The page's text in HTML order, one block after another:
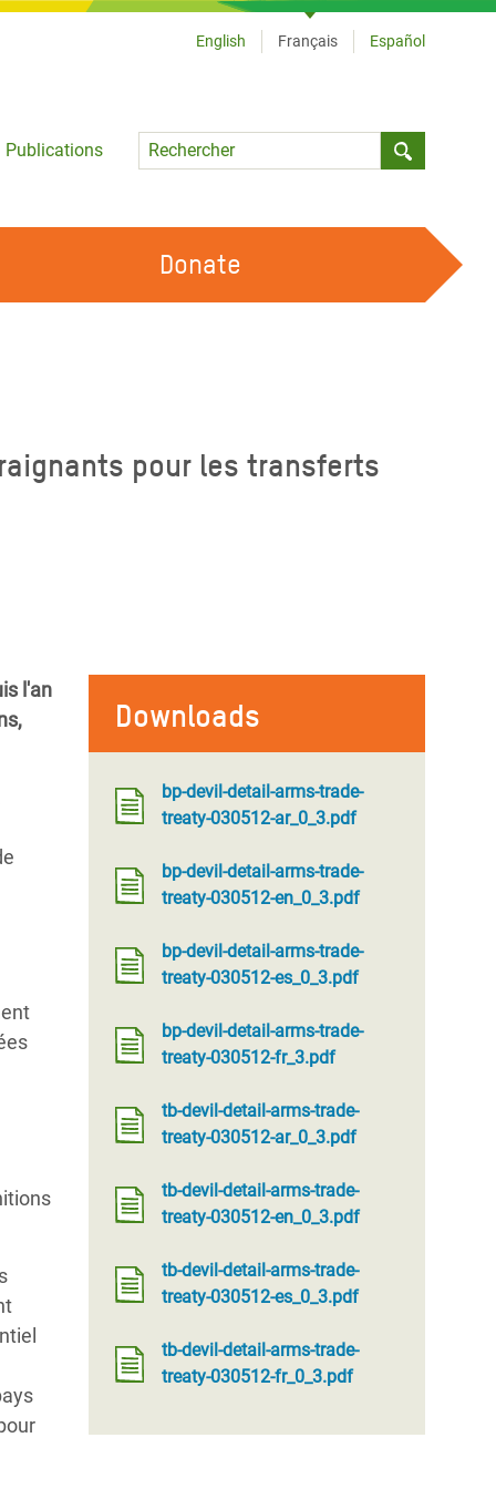
Publications
Language
English Français Español
Donate
pour les transferts
Downloads
bp-devil-detail-arms-trade-
treaty-030512-ar_0_3.pdf
bp-devil-detail-arms-trade-
treaty-030512-en_0_3.pdf
bp-devil-detail-arms-trade-
treaty-030512-es_0_3.pdf
bp-devil-detail-arms-trade-
treaty-030512-fr_3.pdf
tb-devil-detail-arms-trade-
treaty-030512-ar_0_3.pdf
tb-devil-detail-arms-trade-
treaty-030512-en_0_3.pdf
tb-devil-detail-arms-trade-
treaty-030512-es_0_3.pdf
tb-devil-detail-arms-trade-
treaty-030512-fr_0_3.pdf
l'an